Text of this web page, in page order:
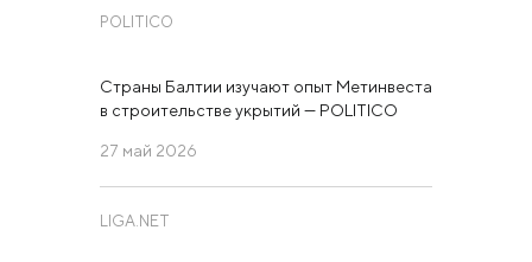
POLITICO
Страны Балтии изучают опыт Метинвеста
в строительстве укрытий — POLITICO
27 май 2026
LIGA.NET